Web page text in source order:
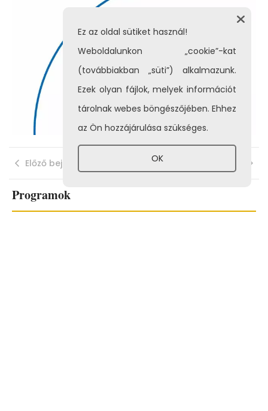
Előző bejegyzés Következő bejegyzés
Programok
Ez az oldal sütiket használ!
Weboldalunkon „cookie”-kat
(továbbiakban „süti”) alkalmazunk.
Ezek olyan fájlok, melyek információt
tárolnak webes böngészőjében. Ehhez
az Ön hozzájárulása szükséges.
OK